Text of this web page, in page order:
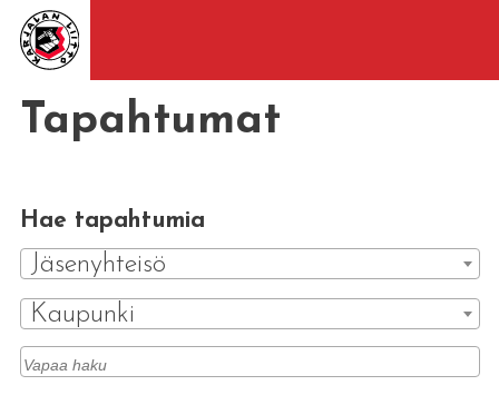
Tapahtumat
Hae tapahtumia
Jäsenyhteisö
Kaupunki